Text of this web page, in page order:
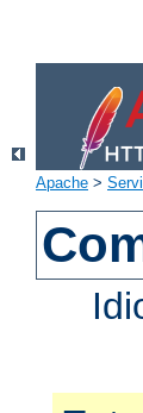
Apache >